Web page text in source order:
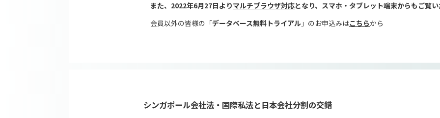
また、2022年6月27日よりマルチブラウザ対応となり、スマホ・タブレット端末からもご覧
会員以外の皆様の「データベース無料トライアル 」のお申込みはこちらから
シンガポール会社法・国際私法と日本会社分割の交錯